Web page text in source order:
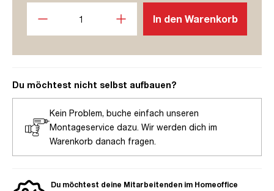
In den Warenkorb
Du möchtest nicht selbst aufbauen?
Kein Problem, buche einfach unseren
Montageservice dazu. Wir werden dich im
Warenkorb danach fragen.
Du möchtest deine Mitarbeitenden im Homeoffice